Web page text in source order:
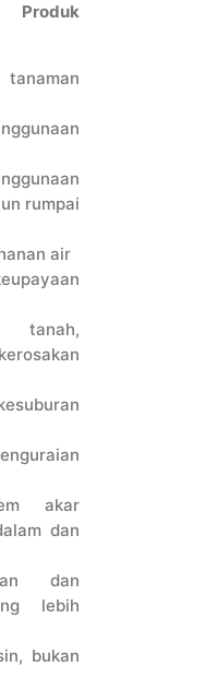
tanaman
rumpai
air
tanah,
akar
dan
dan
lebih
bukan